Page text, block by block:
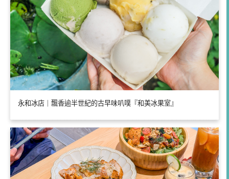
永和冰店｜飄香逾半世紀的古早味叭噗『和美冰果室』